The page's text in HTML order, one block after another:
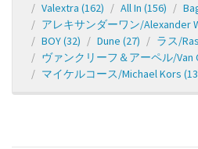
Valextra (162) All In (156)
アレキサンダーワン/Alexander
BOY(32) Dune (27) ラス/Ras
ヴァンクリーフ＆アーペル/Van
マイケルコース/Michael Kors